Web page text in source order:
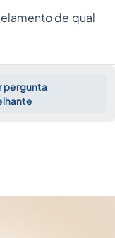
de qual
pergunta